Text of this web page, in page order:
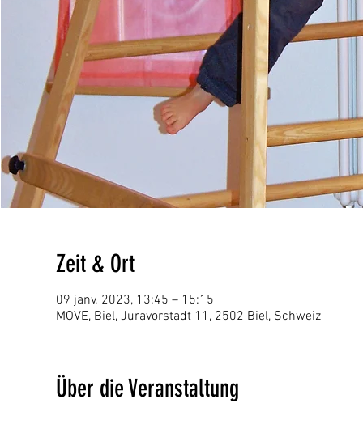
Zeit & Ort
09 janv. 2023, 13:45 – 15:15
MOVE, Biel, Juravorstadt 11, 2502 Biel, Schweiz
Über die Veranstaltung